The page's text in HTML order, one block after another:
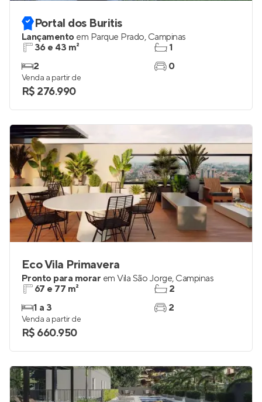
Portal dos Buritis
Lançamento em Parque Prado, Campinas
36 e 43 m²
2
1
0
Venda a partir de
R$ 276.990
Eco Vila Primavera
Pronto para morar em Vila São Jorge, Campinas
67 e 77 m²
1 a 3
2
2
Venda a partir de
R$ 660.950